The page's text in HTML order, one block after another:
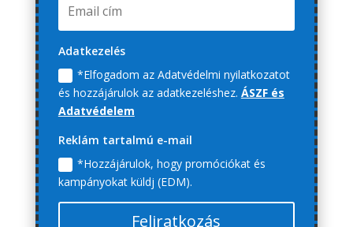
Adatkezelés
*Elfogadom az Adatvédelmi nyilatkozatot
és hozzájárulok az adatkezeléshez. ÁSZF és
Adatvédelem
Reklám tartalmú e-mail
*Hozzájárulok, hogy promóciókat és
kampányokat küldj (EDM).
Feliratkozás